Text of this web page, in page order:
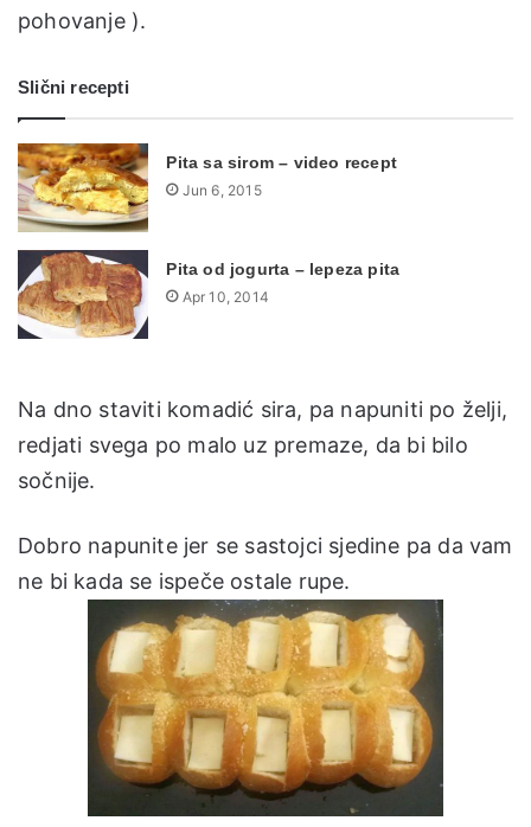
pohovanje ).
Slični recepti
Pita sa sirom – video recept
Jun 6, 2015
Pita od jogurta – lepeza pita
Apr 10, 2014
Na dno staviti komadić sira, pa napuniti po želji,
redjati svega po malo uz premaze, da bi bilo
sočnije.
Dobro napunite jer se sastojci sjedine pa da vam
ne bi kada se ispeče ostale rupe.